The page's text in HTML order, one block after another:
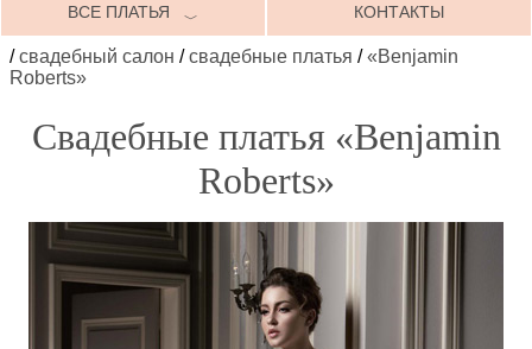
ВСЕ ПЛАТЬЯ ﹀ КОНТАКТЫ
/свадебный салон /свадебные платья /«Benjamin
Roberts»
Свадебные платья «Benjamin
Roberts»